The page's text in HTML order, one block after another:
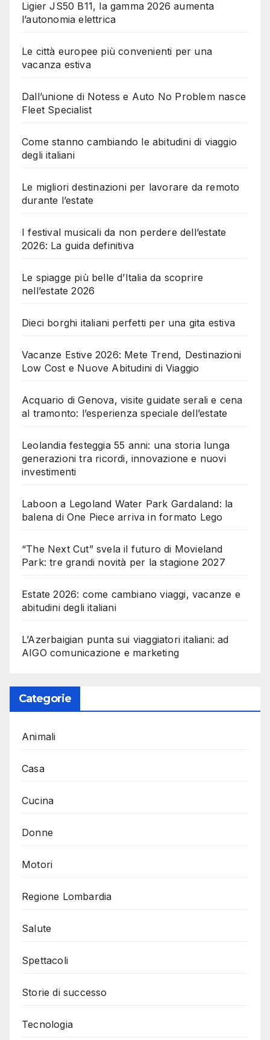
Ligier JS50 B11, la gamma 2026 aumenta
l’autonomia elettrica
Le città europee più convenienti per una
vacanza estiva
Dall’unione di Notess e Auto No Problem nasce
Fleet Specialist
Come stanno cambiando le abitudini di viaggio
degli italiani
Le migliori destinazioni per lavorare da remoto
durante l’estate
I festival musicali da non perdere dell’estate
2026: La guida definitiva
Le spiagge più belle d’Italia da scoprire
nell’estate 2026
Dieci borghi italiani perfetti per una gita estiva
Vacanze Estive 2026: Mete Trend, Destinazioni
Low Cost e Nuove Abitudini di Viaggio
Acquario di Genova, visite guidate serali e cena
al tramonto: l’esperienza speciale dell’estate
Leolandia festeggia 55 anni: una storia lunga
generazioni tra ricordi, innovazione e nuovi
investimenti
Laboon a Legoland Water Park Gardaland: la
balena di One Piece arriva in formato Lego
“The Next Cut” svela il futuro di Movieland
Park: tre grandi novità per la stagione 2027
Estate 2026: come cambiano viaggi, vacanze e
abitudini degli italiani
L’Azerbaigian punta sui viaggiatori italiani: ad
AIGO comunicazione e marketing
Categorie
Animali
Casa
Cucina
Donne
Motori
Regione Lombardia
Salute
Spettacoli
Storie di successo
Tecnologia